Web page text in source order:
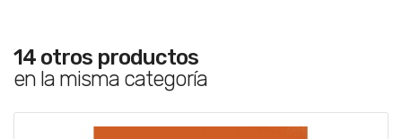
14 otros productos
en la misma categoría